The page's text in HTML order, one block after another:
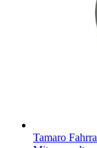
Tamaro